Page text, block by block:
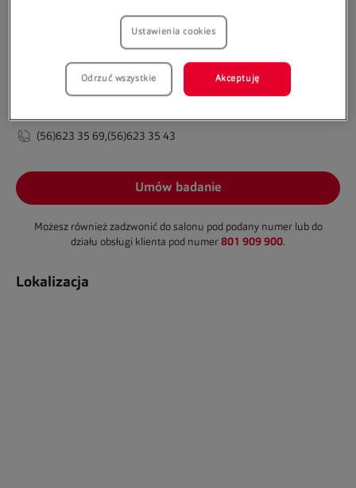
09:00
21:00
09:00
21:00
Niedziela handlowa:
20:00
(56)623 35 69,(56)623 35 43
Umów badanie
Możesz również zadzwonić do salonu pod podany numer lub do
działu obsługi klienta pod numer 801 909 900.
Lokalizacja
Ustawienia cookies
Odrzuć wszystkie Akceptuję